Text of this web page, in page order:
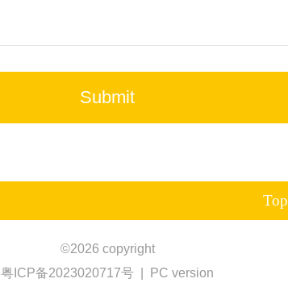
Top
©2026 copyright
粤ICP备2023020717号
PC version